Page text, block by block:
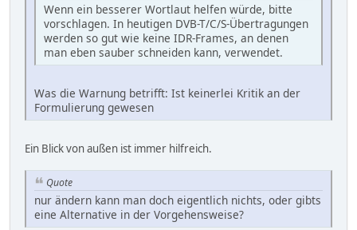
Wenn ein besserer Wortlaut helfen würde, bitte
vorschlagen. In heutigen DVB-T/C/S-Übertragungen
werden so gut wie keine IDR-Frames, an denen
man eben sauber schneiden kann, verwendet.
Was die Warnung betrifft: Ist keinerlei Kritik an der
Formulierung gewesen
Ein Blick von außen ist immer hilfreich.
Quote
nur ändern kann man doch eigentlich nichts, oder gibts
eine Alternative in der Vorgehensweise?